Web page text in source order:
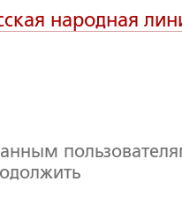
народная